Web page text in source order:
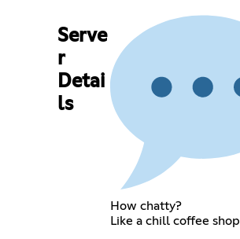
Serve
r
Detai
ls
How chatty?
Like a chill coffee shop